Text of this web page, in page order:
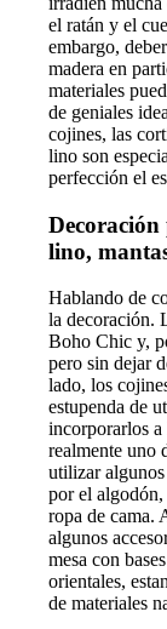
el ratán y el
embargo,
madera en
materiales
de geniales
cojines, las
lino son
perfección el
lino,
Hablando de
la decoración.
Boho Chic y,
pero sin dejar
lado, los
estupenda de
incorporarlos
realmente uno
utilizar
por el
ropa de cama.
algunos
mesa con
orientales,
de materiales